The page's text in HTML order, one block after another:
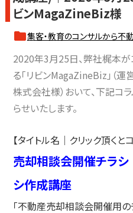
ビンMagaZineBiz様
集客・教育のコンサルから不
2020年3月25日、弊社梶本
る「リビンMagaZineBiz」（運
株式会社様）おいて、下記コ
らせいたします。
【タイトル名｜クリック頂くと
売却相談会開催チラ
シ作成講座
「不動産売却相談会開催用